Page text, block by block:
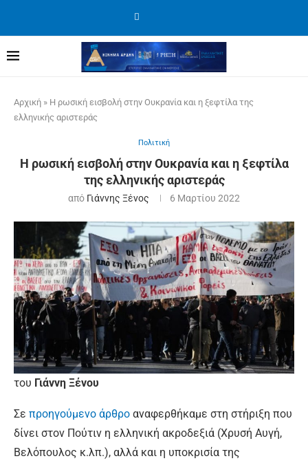
Αρχική » Η ρωσική εισβολή στην Ουκρανία και η ξεφτίλα της
ελληνικής αριστεράς
Πολιτική
Η ρωσική εισβολή στην Ουκρανία και η ξεφτίλα
της ελληνικής αριστεράς
από Γιάννης Ξένος 6 Μαρτίου 2022
του Γιάννη Ξένου
Σε προηγούμενο άρθρο αναφερθήκαμε στη στήριξη που
δίνει στον Πούτιν η ελληνική ακροδεξιά (Χρυσή Αυγή,
Βελόπουλος κ.λπ.), αλλά και η υποκρισία της